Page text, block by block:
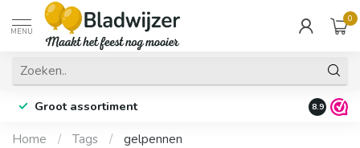
MENU
0
Groot assortiment Fysieke
8.9
Home / Tags / gelpennen